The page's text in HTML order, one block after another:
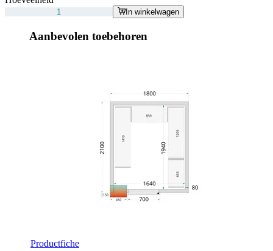
In winkelwagen
Aanbevolen toebehoren
Productfiche